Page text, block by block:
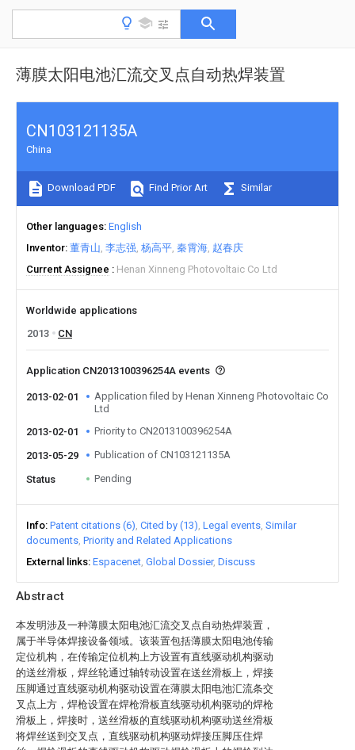
薄膜太阳电池汇流交叉点自动热焊装置
Abstract
本发明涉及一种薄膜太阳电池汇流交叉点自动热焊装置，
属于半导体焊接设备领域。该装置包括薄膜太阳电池传输
定位机构，在传输定位机构上方设置有直线驱动机构驱动
的送丝滑板，焊丝轮通过轴转动设置在送丝滑板上，焊接
压脚通过直线驱动机构驱动设置在薄膜太阳电池汇流条交
叉点上方，焊枪设置在焊枪滑板直线驱动机构驱动的焊枪
滑板上，焊接时，送丝滑板的直线驱动机构驱动送丝滑板
将焊丝送到交叉点，直线驱动机构驱动焊接压脚压住焊
CN103121135A
China
Download PDF Find Prior Art Similar
Other languages English
Inventor 董青山 李志强 杨高平 秦霄海 赵春庆
Current Assignee
Henan Xinneng Photovoltaic Co Ltd
Worldwide applications
2013
CN
Application CN2013100396254A events
2013-02-01
Application filed by Henan Xinneng Photovoltaic Co
Ltd
2013-02-01
Priority to CN2013100396254A
2013-05-29 Publication of CN103121135A
Status Pending
Info Patent citations (6) Cited by (13) Legal events Similar
documents Priority and Related Applications
External links Espacenet Global Dossier Discuss